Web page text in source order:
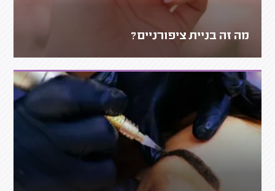
מה זה בניית ציפורניים?